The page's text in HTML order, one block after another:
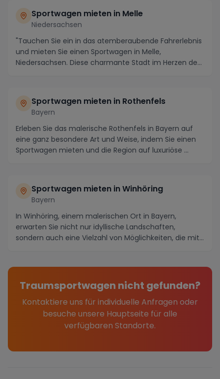
Sportwagen mieten in Melle
Niedersachsen
"Tauchen Sie ein in das atemberaubende Fahrerlebnis
und mieten Sie einen Sportwagen in Melle,
Niedersachsen. Diese charmante Stadt im Herzen des
Sportwagen mieten in Rothenfels
Bayern
Erleben Sie das malerische Rothenfels in Bayern auf
eine ganz besondere Art und Weise, indem Sie einen
Sportwagen mieten und die Region auf luxuriöse ...
Sportwagen mieten in Winhöring
Bayern
In Winhöring, einem malerischen Ort in Bayern,
erwarten Sie nicht nur idyllische Landschaften,
sondern auch eine Vielzahl von Möglichkeiten, die mit
Traumsportwagen nicht gefunden?
Kontaktiere uns für individuelle Anfragen oder
besuche unsere Hauptseite für alle
verfügbaren Standorte.